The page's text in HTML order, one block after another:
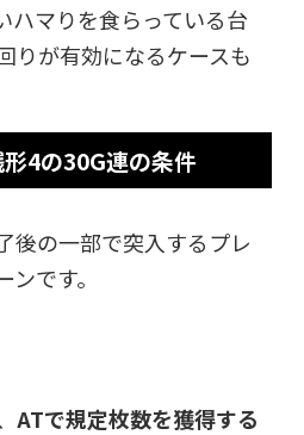
ハマりを食らっている台
りが有効になるケースも
4の30G連の条件
後の一部で突入するプレ
です。
ATで規定枚数を獲得する